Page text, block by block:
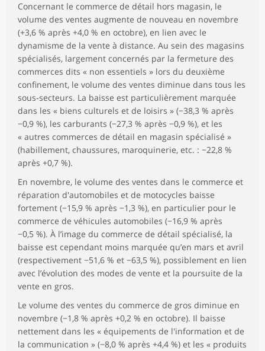
Concernant le commerce de détail hors magasin, le
volume des ventes augmente de nouveau en novembre
(+3,6 % après +4,0 % en octobre), en lien avec le
dynamisme de la vente à distance. Au sein des magasins
spécialisés, largement concernés par la fermeture des
commerces dits « non essentiels » lors du deuxième
confinement, le volume des ventes diminue dans tous les
sous-secteurs. La baisse est particulièrement marquée
dans les « biens culturels et de loisirs » (−38,3 % après
−0,9 %), les carburants (−27,3 % après −0,9 %), et les
« autres commerces de détail en magasin spécialisé »
(habillement, chaussures, maroquinerie, etc. : −22,8 %
après +0,7 %).
En novembre, le volume des ventes dans le commerce et
réparation d'automobiles et de motocycles baisse
fortement (−15,9 % après −1,3 %), en particulier pour le
commerce de véhicules automobiles (−16,9 % après
−0,5 %). À l’image du commerce de détail spécialisé, la
baisse est cependant moins marquée qu’en mars et avril
(respectivement −51,6 % et −63,5 %), possiblement en lien
avec l’évolution des modes de vente et la poursuite de la
vente en gros.
Le volume des ventes du commerce de gros diminue en
novembre (−1,8 % après +0,2 % en octobre). Il baisse
nettement dans les « équipements de l'information et de
la communication » (−8,0 % après +4,4 %) et les « produits